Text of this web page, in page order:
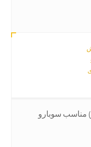
مناسب سوبارو